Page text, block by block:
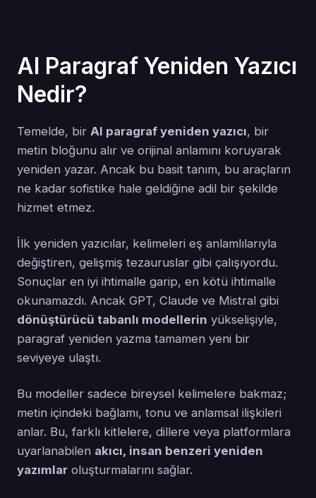
AI Paragraf Yeniden Yazıcı
Nedir?
Temelde, bir AI paragraf yeniden yazıcı, bir
metin bloğunu alır ve orijinal anlamını koruyarak
yeniden yazar. Ancak bu basit tanım, bu araçların
ne kadar sofistike hale geldiğine adil bir şekilde
hizmet etmez.
İlk yeniden yazıcılar, kelimeleri eş anlamlılarıyla
değiştiren, gelişmiş tezauruslar gibi çalışıyordu.
Sonuçlar en iyi ihtimalle garip, en kötü ihtimalle
okunamazdı. Ancak GPT, Claude ve Mistral gibi
dönüştürücü tabanlı modellerin yükselişiyle,
paragraf yeniden yazma tamamen yeni bir
seviyeye ulaştı.
Bu modeller sadece bireysel kelimelere bakmaz;
metin içindeki bağlamı, tonu ve anlamsal ilişkileri
anlar. Bu, farklı kitlelere, dillere veya platformlara
uyarlanabilen akıcı, insan benzeri yeniden
yazımlar oluşturmalarını sağlar.